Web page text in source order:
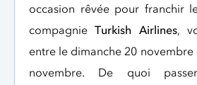
occasion rêvée pour franchir
compagnieTurkish Airlines,
entre le dimanche 20 novembre
novembre. De quoi